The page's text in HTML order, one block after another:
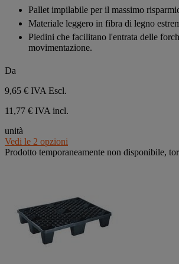
stelle.
Pallet impilabile per il massimo
Materiale leggero in fibra di legno
Piedini che facilitano l'entrata delle
movimentazione.
Da
9,65 € IVA Escl.
11,77 € IVA incl.
unità
Vedi le 2 opzioni
Prodotto temporaneamente non disponibile,